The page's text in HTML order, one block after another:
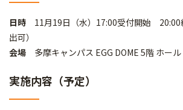
日時 11月19日（水）17:00受付開始 20:00
出可）
会場 多摩キャンパス EGG DOME 5階 ホール
実施内容（予定）